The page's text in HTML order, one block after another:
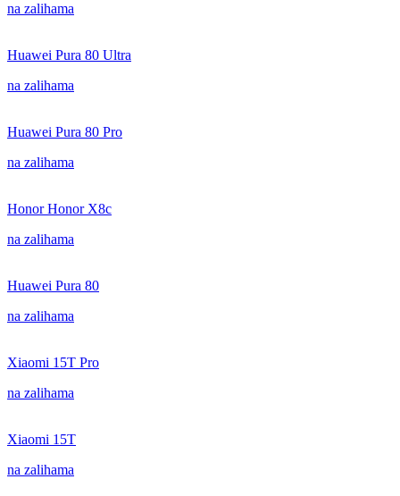
na zalihama
Huawei Pura 80 Ultra
na zalihama
Huawei Pura 80 Pro
na zalihama
Honor Honor X8c
na zalihama
Huawei Pura 80
na zalihama
Xiaomi 15T Pro
na zalihama
Xiaomi 15T
na zalihama